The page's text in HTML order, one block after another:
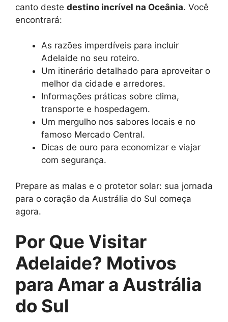
canto deste destino incrível na Oceânia. Você
encontrará:
As razões imperdíveis para incluir
Adelaide no seu roteiro.
Um itinerário detalhado para aproveitar o
melhor da cidade e arredores.
Informações práticas sobre clima,
transporte e hospedagem.
Um mergulho nos sabores locais e no
famoso Mercado Central.
Dicas de ouro para economizar e viajar
com segurança.
Prepare as malas e o protetor solar: sua jornada
para o coração da Austrália do Sul começa
agora.
Por Que Visitar
Adelaide? Motivos
para Amar a Austrália
do Sul